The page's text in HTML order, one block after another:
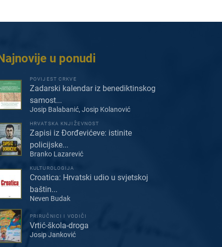
u ponudi
POVIJEST CRKVE
Zadarski kalendar iz benediktinskog
samost...
Josip Balabanić, Josip Kolanović
HRVATSKA KNJIŽEVNOST
Zapisi iz Đorđevićeve: istinite
policijske...
Branko Lazarević
KULTUROLOGIJA
Croatica: Hrvatski udio u svjetskoj
baštin...
Neven Budak
PRIRUČNICI I VODIČI
Vrtić-škola-droga
Josip Janković